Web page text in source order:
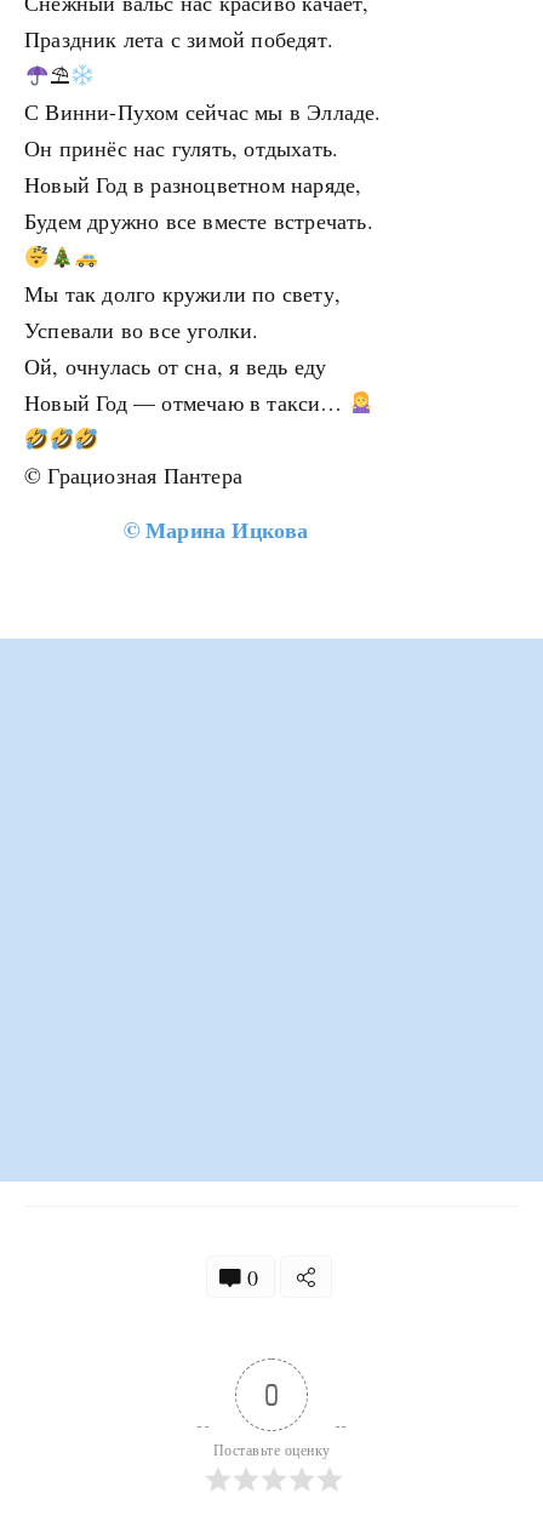
Праздник лета с зимой победят.
⛱
С Винни-Пухом сейчас мы в Элладе.
Он принёс нас гулять, отдыхать.
Новый Год в разноцветном наряде,
Будем дружно все вместе встречать.
Мы так долго кружили по свету,
Успевали во все уголки.
Ой, очнулась от сна, я ведь еду
Новый Год — отмечаю в такси…
©️ Грациозная Пантера
©Марина Ицкова
0
0
Поставьте оценку